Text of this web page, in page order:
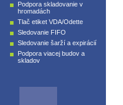
Podpora skladovanie v
hromadách
Tlač etiket VDA/Odette
Sledovanie FIFO
Sledovanie šarží a expirácií
Podpora viacej budov a
skladov